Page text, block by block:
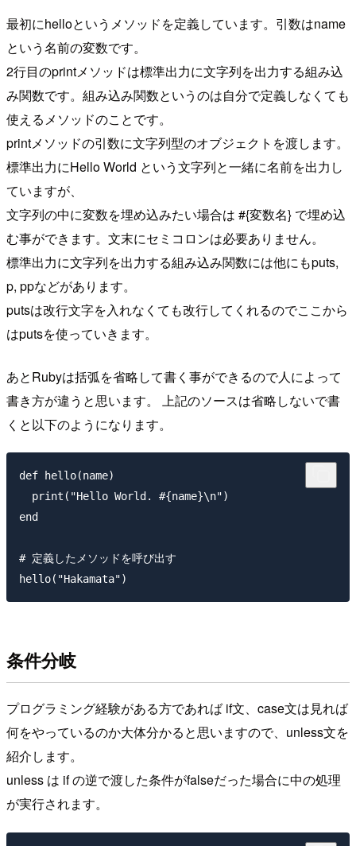
最初にhelloというメソッドを定義しています。引数はname
という名前の変数です。
2行目のprintメソッドは標準出力に文字列を出力する組み込
み関数です。組み込み関数というのは自分で定義しなくても
使えるメソッドのことです。
printメソッドの引数に文字列型のオブジェクトを渡します。
標準出力にHello World という文字列と一緒に名前を出力し
ていますが、
文字列の中に変数を埋め込みたい場合は #{変数名} で埋め込
む事ができます。文末にセミコロンは必要ありません。
標準出力に文字列を出力する組み込み関数には他にもputs,
p, ppなどがあります。
putsは改行文字を入れなくても改行してくれるのでここから
はputsを使っていきます。
あとRubyは括弧を省略して書く事ができるので人によって
書き方が違うと思います。 上記のソースは省略しないで書
くと以下のようになります。
def hello(name)
  print("Hello World. #{name}\n")
end
# 定義したメソッドを呼び出す
条件分岐
プログラミング経験がある方であれば if文、case文は見れば
何をやっているのか大体分かると思いますので、unless文を
紹介します。
unless は if の逆で渡した条件がfalseだった場合に中の処理
が実行されます。